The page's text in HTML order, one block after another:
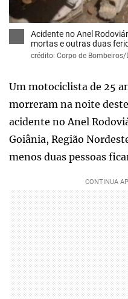
Acidente no Anel
mortas e outras duas
crédito: Corpo de
Um motociclista de 25
morreram na noite
acidente no Anel
Goiânia, Região
menos duas pessoas